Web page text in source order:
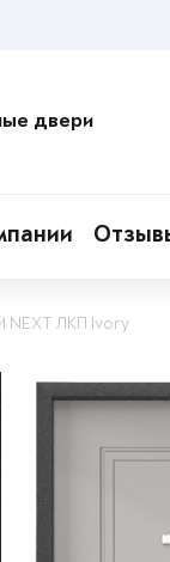
двери
NEXT ЛКП Ivory